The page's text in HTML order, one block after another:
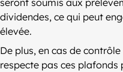
seront soumis aux
dividendes, ce qui peut
élevée.
De plus, en cas de
respecte pas ces plafonds